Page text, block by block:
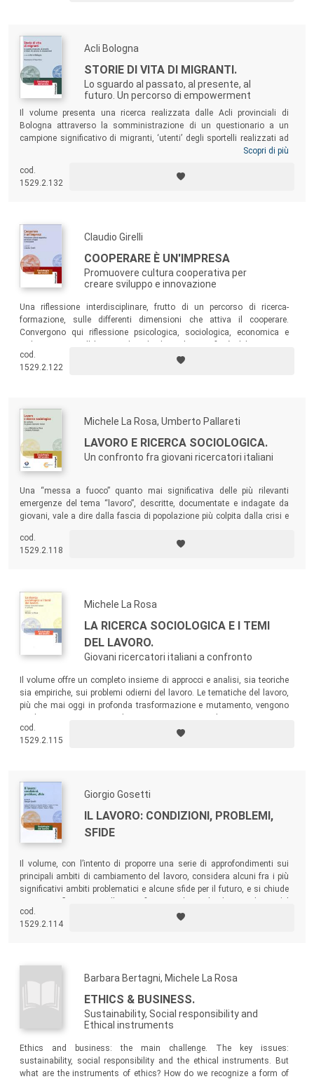
Acli Bologna
STORIE DI VITA DI MIGRANTI.
Lo sguardo al passato, al presente, al
futuro. Un percorso di empowerment
Il volume presenta una ricerca realizzata dalle Acli provinciali di
Bologna attraverso la somministrazione di un questionario a un
campione significativo di migranti, ‘utenti’ degli sportelli realizzati ad
hoc. Il testo narra le storie di vita dei migranti stessi per approfondire
‘modelli idealtipici’ cui fare riferimento, sempre nell’azione concreta e
quotidiana cui le Acli vogliono rispondere in modo efficace dal punto di
Scopri di più
cod.
1529.2.132
Claudio Girelli
COOPERARE È UN'IMPRESA
Promuovere cultura cooperativa per
creare sviluppo e innovazione
Una riflessione interdisciplinare, frutto di un percorso di ricerca-
formazione, sulle differenti dimensioni che attiva il cooperare.
Convergono qui riflessione psicologica, sociologica, economica e
come impresa, come valorizzazione del lavoratore in quanto persona
e del contesto in quanto ambito di impatto dell’azione economica.
cod.
1529.2.122
Michele La Rosa, Umberto Pallareti
LAVORO E RICERCA SOCIOLOGICA.
Un confronto fra giovani ricercatori italiani
Una “messa a fuoco” quanto mai significativa delle più rilevanti
emergenze del tema “lavoro”, descritte, documentate e indagate da
giovani, vale a dire dalla fascia di popolazione più colpita dalla crisi e
conseguenze della stessa.
cod.
1529.2.118
Michele La Rosa
LA RICERCA SOCIOLOGICA E I TEMI
DEL LAVORO.
Giovani ricercatori italiani a confronto
Il volume offre un completo insieme di approcci e analisi, sia teoriche
sia empiriche, sui problemi odierni del lavoro. Le tematiche del lavoro,
più che mai oggi in profonda trasformazione e mutamento, vengono
non, di scienze sociali e in specifico di orientamento socio-lavorista.
cod.
1529.2.115
Giorgio Gosetti
IL LAVORO: CONDIZIONI, PROBLEMI,
SFIDE
Il volume, con l’intento di proporre una serie di approfondimenti sui
principali ambiti di cambiamento del lavoro, considera alcuni fra i più
significativi ambiti problematici e alcune sfide per il futuro, e si chiude
lavoro può dare, così come ha fatto finora, all’analisi del mondo del
lavoro.
cod.
1529.2.114
Barbara Bertagni, Michele La Rosa
ETHICS & BUSINESS.
Sustainability, Social responsibility and
Ethical instruments
Ethics and business: the main challenge. The key issues:
sustainability, social responsibility and the ethical instruments. But
what are the instruments of ethics? How do we recognize a form of